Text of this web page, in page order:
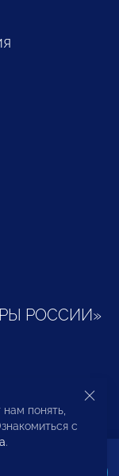
РОССИИ»
и
понять,
с
.